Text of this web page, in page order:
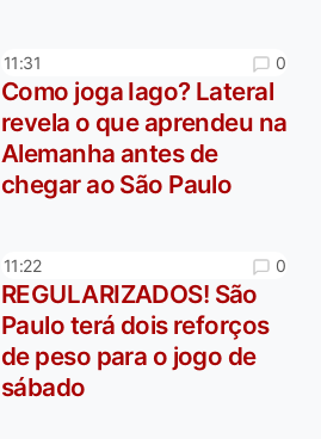
11:31 0
Como joga Iago? Lateral
revela o que aprendeu na
Alemanha antes de
chegar ao São Paulo
11:22 0
REGULARIZADOS! São
Paulo terá dois reforços
de peso para o jogo de
sábado